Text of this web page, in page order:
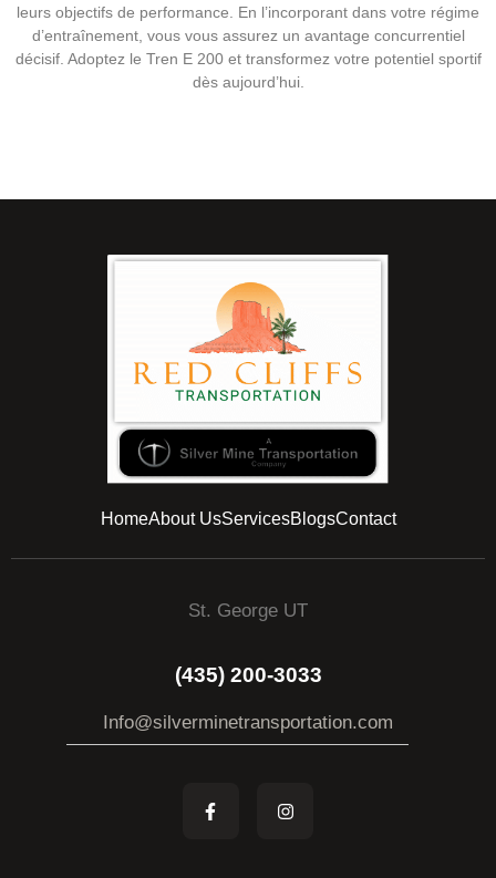
leurs objectifs de performance. En l’incorporant dans votre régime
d’entraînement, vous vous assurez un avantage concurrentiel
décisif. Adoptez le Tren E 200 et transformez votre potentiel sportif
dès aujourd’hui.
HomeAbout UsServicesBlogsContact
St. George UT
(435) 200-3033
Info@silverminetransportation.com